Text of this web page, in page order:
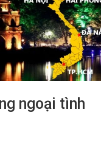
ngoại tình